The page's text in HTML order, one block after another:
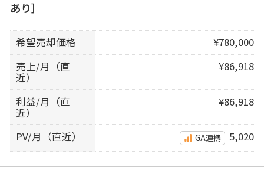
あり］
希望売却価格
¥780,000
売上/月（直
近）
¥86,918
利益/月（直
近）
¥86,918
PV/月（直近） GA連携 5,020